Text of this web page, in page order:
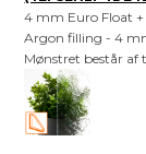
4 mm Euro Float
Argon filling - 4
Mønstret består